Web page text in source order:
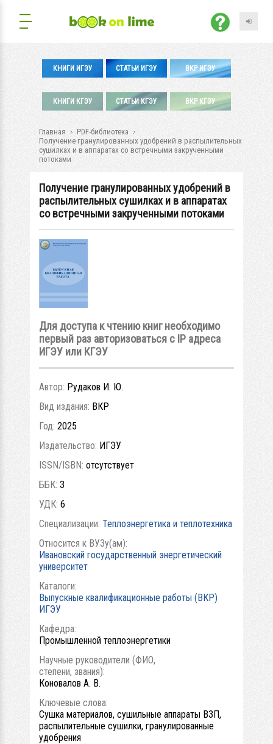
КНИГИ ИГЭУ СТАТЬИ ИГЭУ ВКР ИГЭУ
КНИГИ КГЭУ СТАТЬИ КГЭУ ВКР КГЭУ
Главная
PDF-библиотека
Получение гранулированных удобрений в распылительных
сушилках и в аппаратах со встречными закрученными
потоками
Получение гранулированных удобрений в
распылительных сушилках и в аппаратах
со встречными закрученными потоками
Для доступа к чтению книг необходимо
первый раз авторизоваться с IP адреса
ИГЭУ или КГЭУ
Автор: Рудаков И. Ю.
Вид издания: ВКР
Год: 2025
Издательство: ИГЭУ
ISSN/ISBN: отсутствует
ББК: 3
УДК: 6
Специализации: Теплоэнергетика и теплотехника
Относится к ВУЗу(ам):
Ивановский государственный энергетический
университет
Каталоги:
Выпускные квалификационные работы (ВКР)
ИГЭУ
Кафедра:
Промышленной теплоэнергетики
Научные руководители (ФИО,
степени, звания):
Коновалов А. В.
Ключевые слова:
Сушка материалов, сушильные аппараты ВЗП,
распылительные сушилки, гранулированные
удобрения